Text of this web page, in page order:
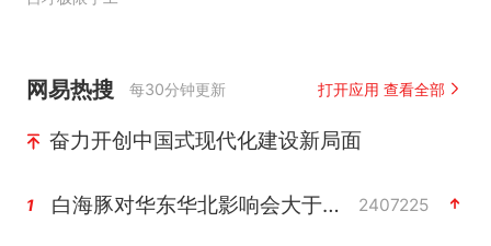
网易热搜 每30分钟更新 打开应用 查看全部
奋力开创中国式现代化建设新局面
1 白海豚对华东华北影响会大于巴威 2407225